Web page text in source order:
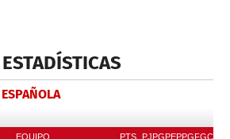
ESTADÍSTICAS